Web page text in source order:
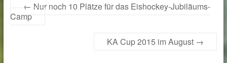
← Nur noch 10 Plätze für das Eishockey-Jubiläums-
Camp
KA Cup 2015 im August →